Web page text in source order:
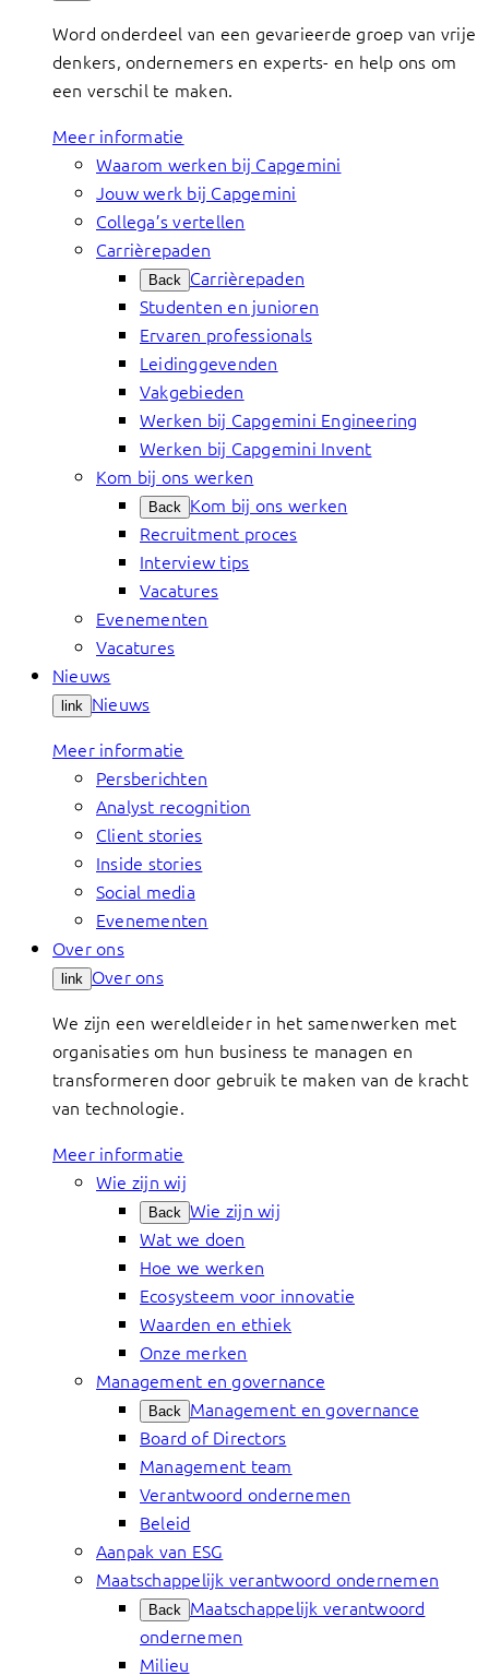
Word onderdeel van een gevarieerde groep van vrije
denkers, ondernemers en experts- en help ons om
een verschil te maken.
Meer informatie
Waarom werken bij Capgemini
Jouw werk bij Capgemini
Collega’s vertellen
Carrièrepaden
Back Carrièrepaden
Studenten en junioren
Ervaren professionals
Leidinggevenden
Vakgebieden
Werken bij Capgemini Engineering
Werken bij Capgemini Invent
Kom bij ons werken
Back Kom bij ons werken
Recruitment proces
Interview tips
Vacatures
Evenementen
Vacatures
Nieuws
link Nieuws
Meer informatie
Persberichten
Analyst recognition
Client stories
Inside stories
Social media
Evenementen
Over ons
link Over ons
We zijn een wereldleider in het samenwerken met
organisaties om hun business te managen en
transformeren door gebruik te maken van de kracht
van technologie.
Meer informatie
Wie zijn wij
Back Wie zijn wij
Wat we doen
Hoe we werken
Ecosysteem voor innovatie
Waarden en ethiek
Onze merken
Management en governance
Back Management en governance
Board of Directors
Management team
Verantwoord ondernemen
Beleid
Aanpak van ESG
Maatschappelijk verantwoord ondernemen
Back Maatschappelijk verantwoord
ondernemen
Milieu